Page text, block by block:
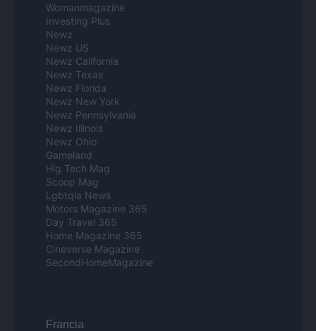
Womanmagazine
Investing Plus
Newz
Newz US
Newz California
Newz Texas
Newz Florida
Newz New York
Newz Pennsylvania
Newz Illinois
Newz Ohio
Gameland
Hig Tech Mag
Scoop Mag
Lgbtqia News
Motors Magazine 365
Day Travel 365
Home Magazine 365
Cineverse Magazine
SecondHomeMagazine
Francia